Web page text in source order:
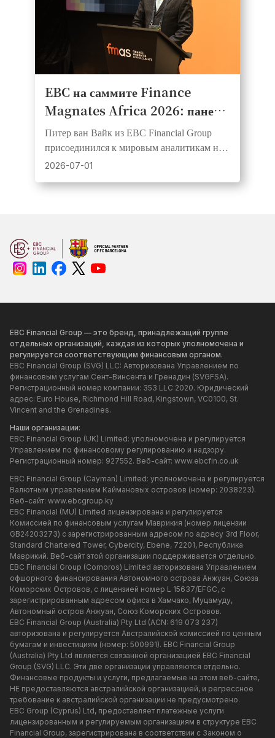
EBC на саммите Finance
Magnates Africa 2026: панель
по драгоценным металлам в
центре внимания в Кейптауне
Питер ван Вайк из EBC Financial Group
присоединился к мировым аналитикам на
сессии «Глобальная золотая лихорадка:
2026-07-01
EBC Financial Group — это бренд, принадлежащий группе
отдельных организаций, каждая из которых уполномочена и
регулируется соответствующим финансовым органом.
EBC Financial Group (SVG) LLC: Авторизована Управлением по
финансовым услугам Сент-Винсента и Гренадин (SVGFSA).
Регистрационный номер компании: 353 LLC 2020. Юридический
адрес: Euro House, Richmond Hill Road, Kingstown, VC0100, St.
Vincent and the Grenadines.
Наши организации:
EBC Financial Group (UK) Limited: уполномочена и регулируется
Управлением по финансовому регулированию и надзору.
Регистрационный номер: 927552. Веб-сайт: www.ebcfin.co.uk
EBC Financial Group (Cayman) Limited: уполномочена и регулируется
Валютным управлением Каймановых островов (номер: 2038223).
Веб-сайт: www.ebcgroup.ky
EBC Financial (MU) Limited лицензирована и регулируется
Комиссией по финансовым услугам Маврикия (номер лицензии
GB24203273) с зарегистрированным адресом по адресу 3rd Floor,
Standard Chartered Tower, Cybercity, Ebene, 72201, Республика
Маврикий. Веб-сайт этой организации поддерживается отдельно.
EBC Financial Group (Comoros) Limited авторизована Управлением
офшорного финансирования Автономного острова Анжуан, Союза
Коморских Островов, с лицензией номер L 15637/EFGC, с
зарегистрированным адресом офиса в Хамчако, Муцамуду,
Автономный остров Анжуан, Союз Коморских Островов.
EBC Financial Group (Australia) Pty Ltd (ACN: 619 073 237)
авторизована и регулируется Австралийской комиссией по ценным
бумагам и инвестициям (номер: 500991). EBC Financial Group
(Australia) Pty Ltd является связанной организацией EBC Financial
Group (SVG) LLC. Эти две организации управляются отдельно.
Финансовые продукты и услуги, предлагаемые на этом веб-сайте,
НЕ предоставляются австралийской организацией, и регрессное
требование к австралийской организации не предусмотрено.
EBC Group (Cyprus) Ltd, предоставляет платежные услуги
лицензированным и регулируемым организациям в структуре EBC
Financial Group, зарегистрирована в соответствии с Законом о